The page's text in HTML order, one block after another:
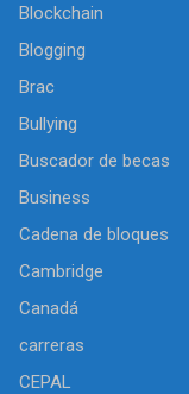
Blockchain
Blogging
Brac
Bullying
Buscador de becas
Business
Cadena de bloques
Cambridge
Canadá
carreras
CEPAL